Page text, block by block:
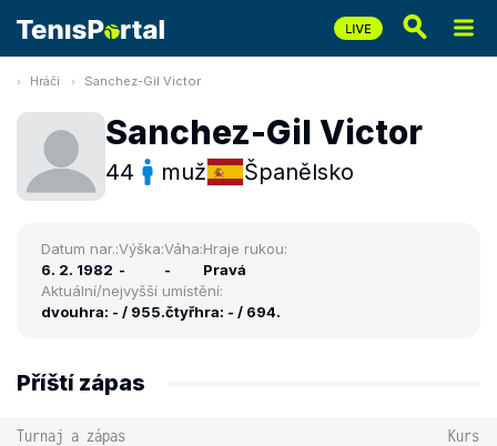
Hráči Sanchez-Gil Victor
Sanchez-Gil Victor
44 muž Španělsko
Datum nar.:
6. 2. 1982
Výška:
-
Váha:
-
Hraje rukou:
Pravá
Aktuální/nejvyšší umístění:
dvouhra: - / 955.čtyřhra: - / 694.
Příští zápas
Turnaj a zápas Kurs